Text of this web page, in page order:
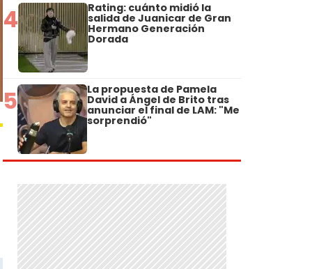
4 Rating: cuánto midió la
salida de Juanicar de Gran
Hermano Generación
Dorada
5 La propuesta de Pamela
David a Ángel de Brito tras
anunciar el final de LAM: "Me
sorprendió"